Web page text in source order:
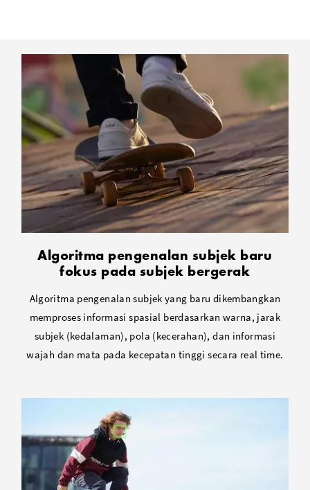
Algoritma pengenalan subjek baru
fokus pada subjek bergerak
Algoritma pengenalan subjek yang baru dikembangkan
memproses informasi spasial berdasarkan warna, jarak
subjek (kedalaman), pola (kecerahan), dan informasi
wajah dan mata pada kecepatan tinggi secara real time.